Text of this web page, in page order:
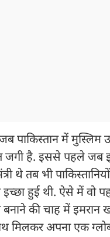
पाकिस्तान में मुस्लिम
जगी है. इससे पहले जब
थे तब भी
इच्छा हुई थी. ऐसे में वो
बनाने की चाह में इमरान
मिलकर अपना एक